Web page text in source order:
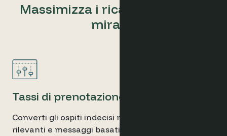
Massimizza i ricavi con offerte
mirate.
Tassi di prenotazione più elevati
Converti gli ospiti indecisi mostrando offerte iper-
rilevanti e messaggi basati sull'urgenza al